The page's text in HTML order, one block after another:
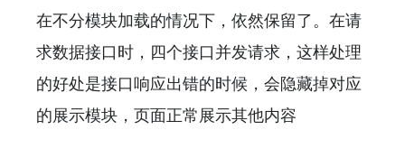
在不分模块加载的情况下，依然保留了。在请
求数据接口时，四个接口并发请求，这样处理
的好处是接口响应出错的时候，会隐藏掉对应
的展示模块，页面正常展示其他内容